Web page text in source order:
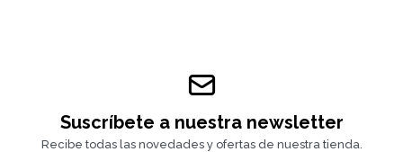
Suscríbete a nuestra newsletter
Recibe todas las novedades y ofertas de nuestra tienda.